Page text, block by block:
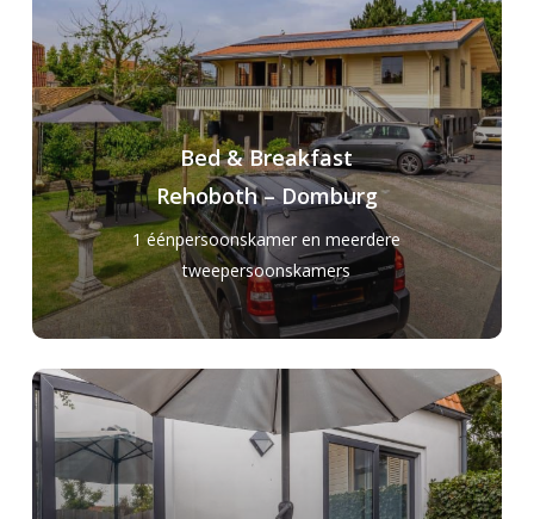
Bed & Breakfast
Rehoboth – Domburg
1 éénpersoonskamer en meerdere
tweepersoonskamers